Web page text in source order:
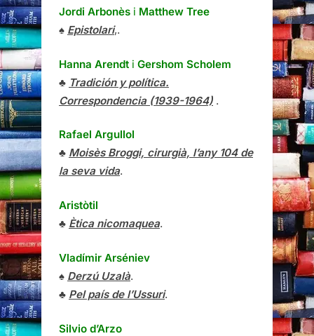
Jordi Arbonès i Matthew Tree
♠ Epistolari,.
Hanna Arendt i Gershom Scholem
♣ Tradición y política.
Correspondencia (1939-1964) .
Rafael Argullol
♣ Moisès Broggi, cirurgià, l’any 104 de
la seva vida.
Aristòtil
♣ Ètica nicomaquea.
Vladímir Arséniev
♠ Derzú Uzalà.
♣ Pel país de l’Ussuri.
Silvio d’Arzo